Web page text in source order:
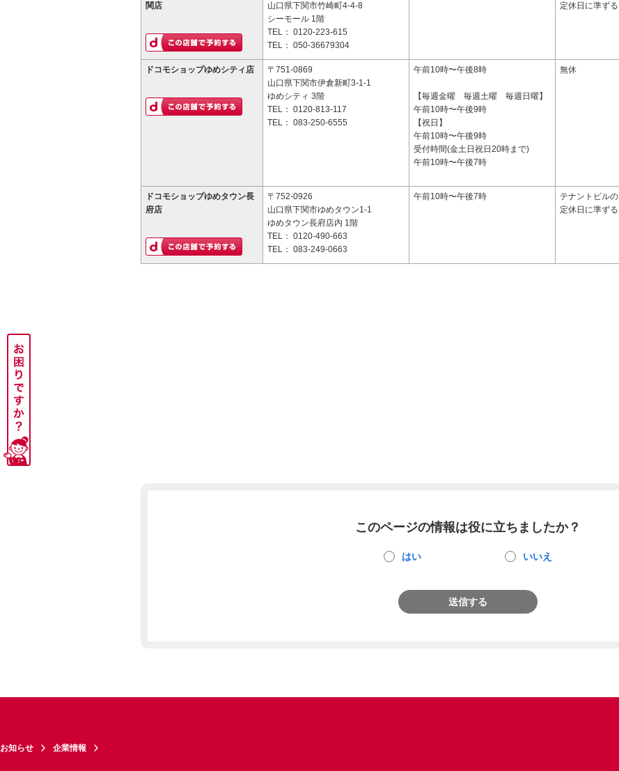
関店
山口県下関市竹崎町4-4-8
シーモール 1階
TEL： 0120-223-615
TEL： 050-36679304
定休日に準ずる
ドコモショップゆめシティ店
〒751-0869
山口県下関市伊倉新町3-1-1
ゆめシティ 3階
TEL： 0120-813-117
TEL： 083-250-6555
午前10時〜午後8時
【毎週金曜 毎週土曜 毎週日曜】
午前10時〜午後9時
【祝日】
午前10時〜午後9時
受付時間(金土日祝日20時まで)
午前10時〜午後7時
無休
ドコモショップゆめタウン長
府店
〒752-0926
山口県下関市ゆめタウン1-1
ゆめタウン長府店内 1階
TEL： 0120-490-663
TEL： 083-249-0663
午前10時〜午後7時
テナントビルの
定休日に準ずる
このページの情報は役に立ちましたか？
はい いいえ
送信する
お知らせ 企業情報